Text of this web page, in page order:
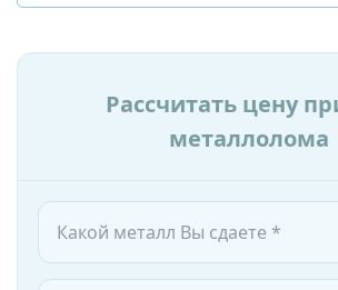
Рассчитать цену
металлолома